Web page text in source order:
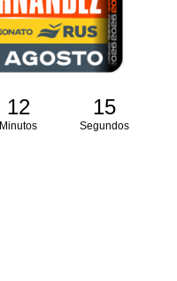
12
Minutos
15
Segundos